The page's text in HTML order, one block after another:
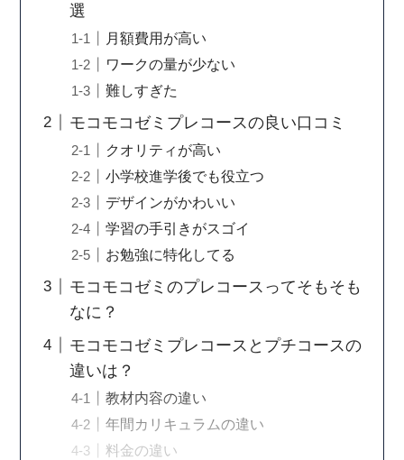
選
月額費用が高い
ワークの量が少ない
難しすぎた
モコモコゼミプレコースの良い口コミ
クオリティが高い
小学校進学後でも役立つ
デザインがかわいい
学習の手引きがスゴイ
お勉強に特化してる
モコモコゼミのプレコースってそもそも
なに？
モコモコゼミプレコースとプチコースの
違いは？
教材内容の違い
年間カリキュラムの違い
料金の違い